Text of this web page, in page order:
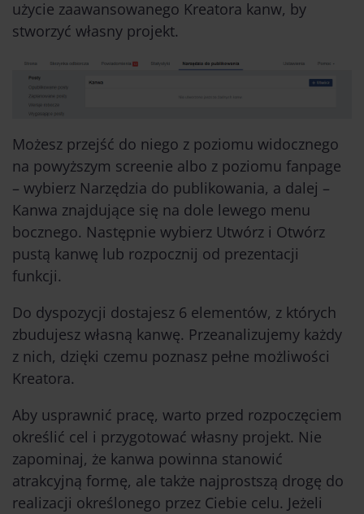
użycie zaawansowanego Kreatora kanw, by
stworzyć własny projekt.
Możesz przejść do niego z poziomu widocznego
na powyższym screenie albo z poziomu fanpage
– wybierz Narzędzia do publikowania, a dalej –
Kanwa znajdujące się na dole lewego menu
bocznego. Następnie wybierz Utwórz i Otwórz
pustą kanwę lub rozpocznij od prezentacji
funkcji.
Do dyspozycji dostajesz 6 elementów, z których
zbudujesz własną kanwę. Przeanalizujemy każdy
z nich, dzięki czemu poznasz pełne możliwości
Kreatora.
Aby usprawnić pracę, warto przed rozpoczęciem
określić cel i przygotować własny projekt. Nie
zapominaj, że kanwa powinna stanowić
atrakcyjną formę, ale także najprostszą drogę do
realizacji określonego przez Ciebie celu. Jeżeli